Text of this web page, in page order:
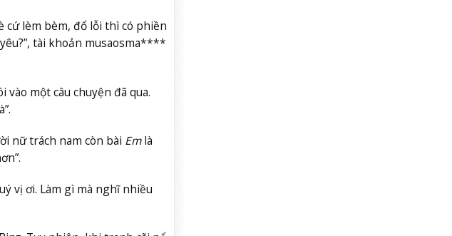
cứ lèm bèm, đổ lỗi thì có phiền
tài khoản musaosma****
một câu chuyện đã qua.
nữ trách nam còn bài Emlà
vị ơi. Làm gì mà nghĩ nhiều